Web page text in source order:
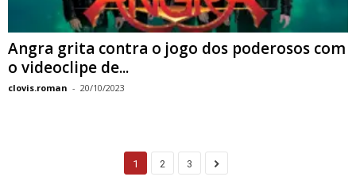
Angra grita contra o jogo dos poderosos com
o videoclipe de...
clovis.roman - 20/10/2023
1 2 3